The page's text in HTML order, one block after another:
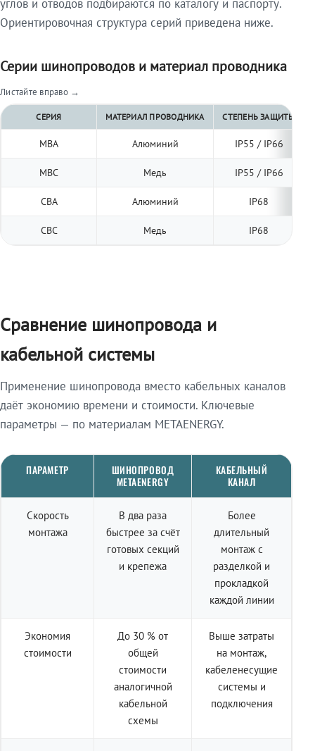
углов и отводов подбираются по каталогу и паспорту.
Ориентировочная структура серий приведена ниже.
Серии шинопроводов и материал проводника
Листайте вправо →
СЕРИЯ МАТЕРИАЛ ПРОВОДНИКА СТЕПЕНЬ ЗАЩИТЫ
МВА Алюминий IP55 / IP66
МВС Медь IP55 / IP66
СВА Алюминий IP68
СВС Медь IP68
Сравнение шинопровода и
кабельной системы
Применение шинопровода вместо кабельных каналов
даёт экономию времени и стоимости. Ключевые
параметры — по материалам METAENERGY.
ПАРАМЕТР
ШИНОПРОВОД
METAENERGY
КАБЕЛЬНЫЙ
КАНАЛ
Скорость
монтажа
В два раза
быстрее за счёт
готовых секций
и крепежа
Более
длительный
монтаж с
разделкой и
прокладкой
каждой линии
Экономия
стоимости
До 30 % от
общей
стоимости
аналогичной
кабельной
схемы
Выше затраты
на монтаж,
кабеленесущие
системы и
подключения